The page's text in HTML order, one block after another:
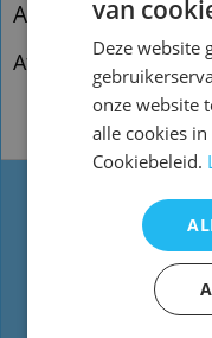
Afstandsbediening
Afstandsbediening
van
Deze website
onze website
alle cookies
Cookiebeleid.